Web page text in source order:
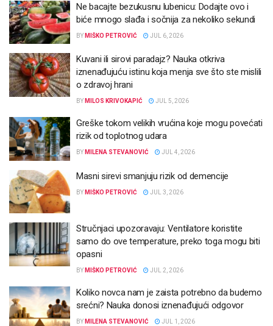
Ne bacajte bezukusnu lubenicu: Dodajte ovo i
biće mnogo slađa i sočnija za nekoliko sekundi
BY MIŠKO PETROVIĆ JUL 6, 2026
Kuvani ili sirovi paradajz? Nauka otkriva
iznenađujuću istinu koja menja sve što ste mislili
o zdravoj hrani
BY MILOS KRIVOKAPIĆ JUL 5, 2026
Greške tokom velikih vrućina koje mogu povećati
rizik od toplotnog udara
BY MILENA STEVANOVIĆ JUL 4, 2026
Masni sirevi smanjuju rizik od demencije
BY MIŠKO PETROVIĆ JUL 3, 2026
Stručnjaci upozoravaju: Ventilatore koristite
samo do ove temperature, preko toga mogu biti
opasni
BY MIŠKO PETROVIĆ JUL 2, 2026
Koliko novca nam je zaista potrebno da budemo
srećni? Nauka donosi iznenađujući odgovor
BY MILENA STEVANOVIĆ JUL 1, 2026